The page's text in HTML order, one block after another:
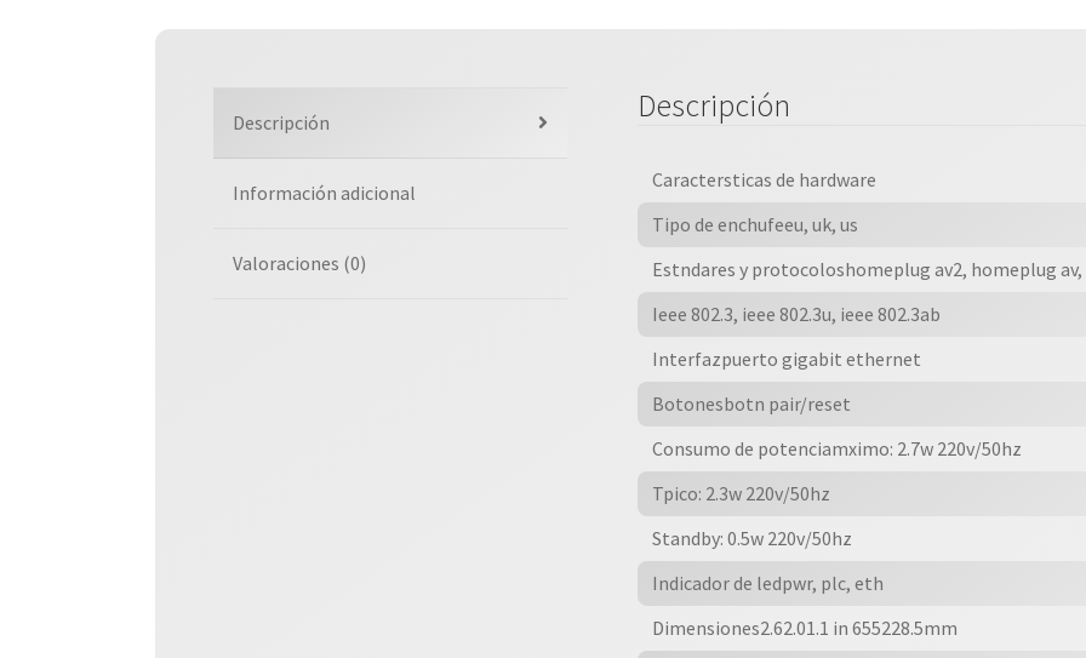
Tl-
Kit
Pzas
Alambrico
1000mbps
Con
Rj45
10/100/1000
Hasta
300m
Cable
|
Descripción
Información adicional
Valoraciones (0)
Descripción
Caractersticas de hardware
Tipo de enchufeeu, uk, us
Estndares y protocoloshomeplug av2, homeplug av,
Ieee 802.3, ieee 802.3u, ieee 802.3ab
Interfazpuerto gigabit ethernet
Botonesbotn pair/reset
Consumo de potenciamximo: 2.7w 220v/50hz
Tpico: 2.3w 220v/50hz
Standby: 0.5w 220v/50hz
Indicador de ledpwr, plc, eth
Dimensiones2.62.01.1 in 655228.5mm